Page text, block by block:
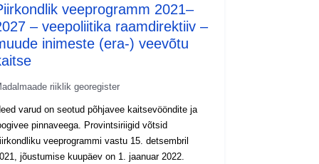
veeprogramm 2021–
– veepoliitika raamdirektiiv –
inimeste (era-) veevõtu
riiklik georegister
varud on seotud põhjavee kaitsevööndite ja
pinnaveega. Provintsiriigid võtsid
veeprogrammi vastu 15. detsembril
jõustumise kuupäev on 1. jaanuar 2022.